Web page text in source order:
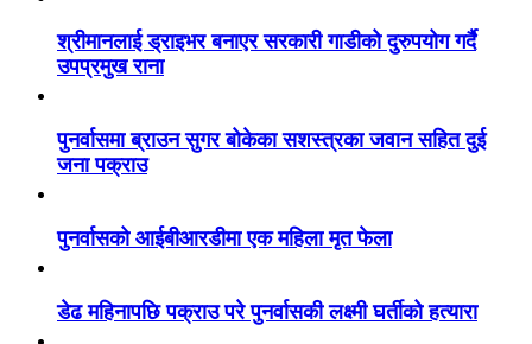
श्रीमानलाई ड्राइभर बनाएर सरकारी गाडीको दुरुपयोग गर्दै
उपप्रमुख राना
पुनर्वासमा ब्राउन सुगर बोकेका सशस्त्रका जवान सहित दुई
जना पक्राउ
पुनर्वासको आईबीआरडीमा एक महिला मृत फेला
डेढ महिनापछि पक्राउ परे पुनर्वासकी लक्ष्मी घर्तीको हत्यारा